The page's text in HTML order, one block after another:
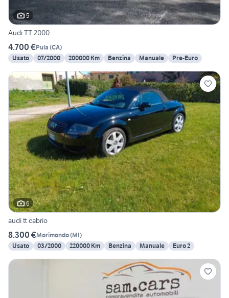
5
Audi TT 2000
4.700 €Pula (CA)
Usato
07/2000 200000 Km Benzina Manuale Pre-Euro
6
audi tt cabrio
8.300 €Morimondo(MI)
Usato
03/2000 220000 Km Benzina Manuale Euro 2